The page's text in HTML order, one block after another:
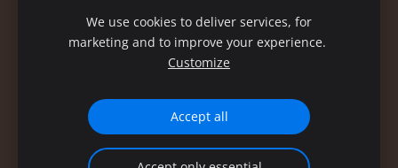
We use cookies to deliver services, for
marketing and to improve your experience.
Customize
Accept all